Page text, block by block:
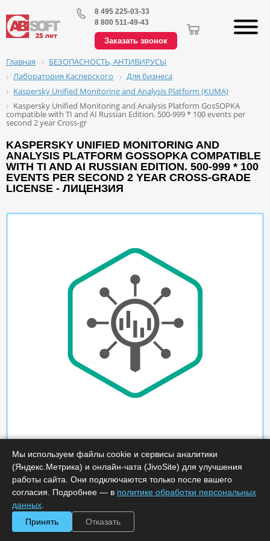
8 495 225-03-33
8 800 511-49-43
Заказать звонок
Главная
БЕЗОПАСНОСТЬ, АНТИВИРУСЫ
Лаборатория Касперского
Для бизнеса
Kaspersky Unified Monitoring and Analysis Platform (KUMA)
Kaspersky Unified Monitoring and Analysis Platform GosSOPKA
compatible with TI and AI Russian Edition. 500-999 * 100 events per
second 2 year Cross-gr
KASPERSKY UNIFIED MONITORING AND
ANALYSIS PLATFORM GOSSOPKA COMPATIBLE
WITH TI AND AI RUSSIAN EDITION. 500-999 * 100
EVENTS PER SECOND 2 YEAR CROSS-GRADE
LICENSE - ЛИЦЕНЗИЯ
Мы используем файлы cookie и сервисы аналитики
(Яндекс.Метрика) и онлайн-чата (JivoSite) для улучшения
работы сайта. Они подключаются только после вашего
согласия. Подробнее — в политике обработки персональных
данных
Принять
Отказать